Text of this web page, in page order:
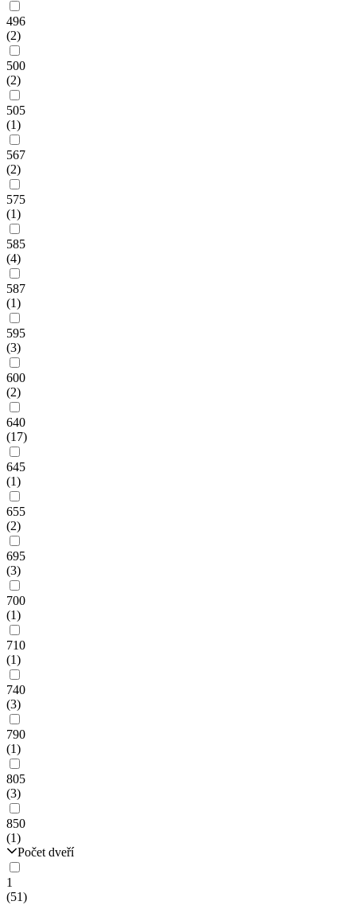
496
(2)
500
(2)
505
(1)
567
(2)
575
(1)
585
(4)
587
(1)
595
(3)
600
(2)
640
(17)
645
(1)
655
(2)
695
(3)
700
(1)
710
(1)
740
(3)
790
(1)
805
(3)
850
(1)
Počet dveří
1
(51)